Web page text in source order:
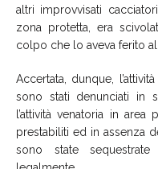
altri improvvisati
zona protetta, era
colpo che lo aveva ferito
Accertata, dunque,
sono stati denunciati in
l’attività venatoria in
prestabiliti ed in assenza
sono state